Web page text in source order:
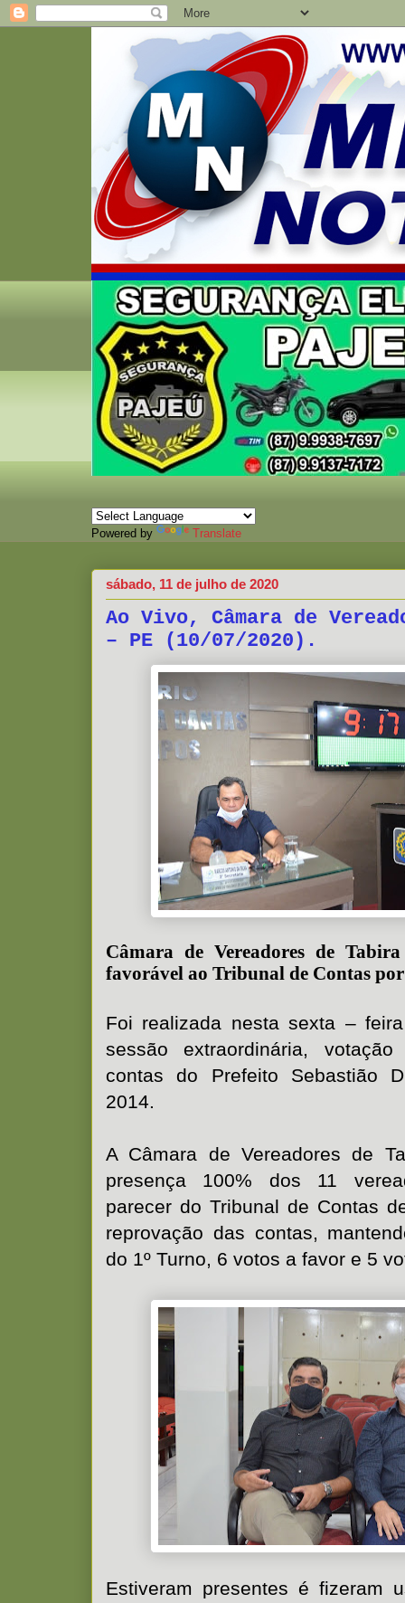
Powered by Translate
sábado, 11 de julho de 2020
Ao Vivo, Câmara de
– PE (10/07/2020).
Câmara de Vereadores de
favorável ao Tribunal de Contas
Foi realizada nesta sexta –
sessão extraordinária,
contas do Prefeito Sebastião
2014.
A Câmara de Vereadores de
presença 100% dos 11
parecer do Tribunal de Contas
reprovação das contas,
do 1º Turno, 6 votos a favor e 5
Estiveram presentes é fizeram